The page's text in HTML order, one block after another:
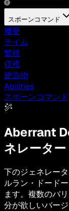
スポーンコマンド
概要
テイム
繁殖
収穫
建造物
Abilities
スポーンコマンド
Aberrant
ネレーター
下のジェネレー
ルラン・ドード
ます。複数のバ
分が欲しいバー